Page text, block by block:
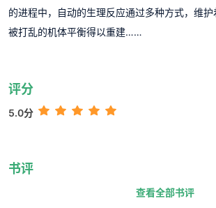
的进程中，自动的生理反应通过多种方式，维
被打乱的机体平衡得以重建……
评分
5.0分
书评
查看全部书评